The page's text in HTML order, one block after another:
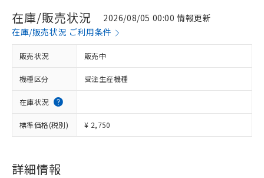
在庫/販売状況
2026/08/05 00:00 情報更新
在庫/販売状況 ご利用条件
販売状況 販売中
機種区分 受注生産機種
在庫状況
標準価格(税別) ¥ 2,750
詳細情報